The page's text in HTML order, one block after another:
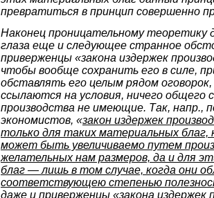
превратиться в принцип совершенно
Наконец проницательному теоретику
глаза еще и следующее странное
приверженцы «закона издержек
чтобы вообще сохранить его в силе,
обставлять его целым рядом
ссылаются на условия, ничего общего
производства не имеющие. Так, напр.,
экономистов, «закон издержек
только для таких материальных благ,
может быть увеличиваемо путем
желательных нам размеров, да и для
благ — лишь в том случае, когда они
соответствующею степенью
даже и приверженцы «закона издержек